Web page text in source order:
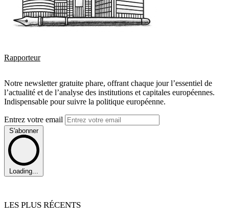
Rapporteur
Notre newsletter gratuite phare, offrant chaque jour l’essentiel de
l’actualité et de l’analyse des institutions et capitales européennes.
Indispensable pour suivre la politique européenne.
Entrez votre email
S'abonner
Loading...
LES PLUS RÉCENTS